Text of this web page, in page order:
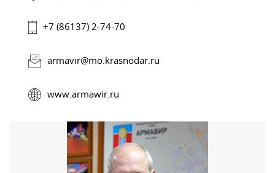
+7 (86137) 2-74-70
armavir@mo.krasnodar.ru
www.armawir.ru